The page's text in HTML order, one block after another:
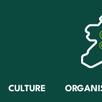
CULTURE